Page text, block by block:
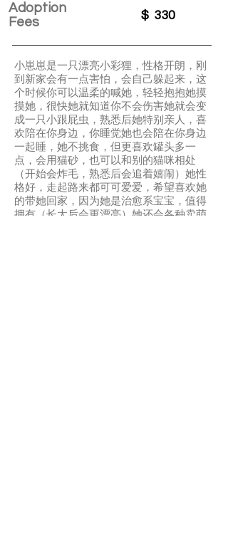
Adoption
Fees
$ 330
小崽崽是一只漂亮小彩狸，性格开朗，刚
到新家会有一点害怕，会自己躲起来，这
个时候你可以温柔的喊她，轻轻抱抱她摸
摸她，很快她就知道你不会伤害她就会变
成一只小跟屁虫，熟悉后她特别亲人，喜
欢陪在你身边，你睡觉她也会陪在你身边
一起睡，她不挑食，但更喜欢罐头多一
点，会用猫砂，也可以和别的猫咪相处
（开始会炸毛，熟悉后会追着嬉闹）她性
格好，走起路来都可可爱爱，希望喜欢她
的带她回家，因为她是治愈系宝宝，值得
拥有（长大后会更漂亮）她还会各种卖萌